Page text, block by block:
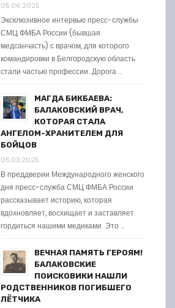
05.06.2025
Эксклюзивное интервью пресс-службы
СМЦ ФМБА России (бывшая
медсанчасть) с врачом, для которого
командировки в Белгородскую область
стали частью профессии. Дорога …
МАГДА БИКБАЕВА:
БАЛАКОВСКИЙ ВРАЧ,
КОТОРАЯ СТАЛА
АНГЕЛОМ-ХРАНИТЕЛЕМ ДЛЯ
БОЙЦОВ
05.03.2025
В преддверии Международного женского
дня пресс-служба СМЦ ФМБА России
рассказывает историю, которая
вдохновляет, восхищает и заставляет
гордиться нашими медиками. Это …
ВЕЧНАЯ ПАМЯТЬ ГЕРОЯМ!
БАЛАКОВСКИЕ
ПОИСКОВИКИ НАШЛИ
РОДСТВЕННИКОВ ПОГИБШЕГО
ЛЁТЧИКА